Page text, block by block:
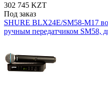
302 745 KZT
Под заказ
SHURE BLX24E/SM58-M17
ручным передатчиком SM58,